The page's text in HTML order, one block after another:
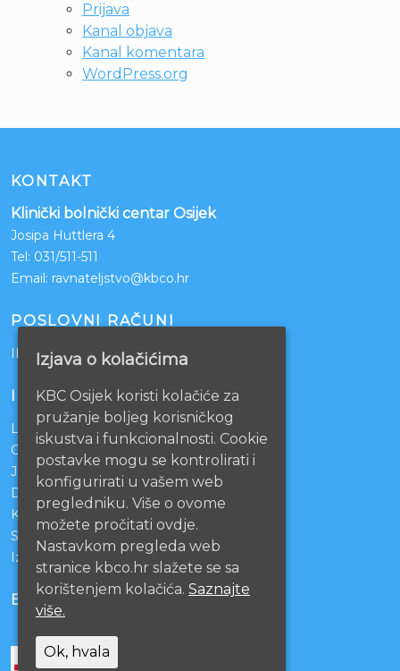
Prijava
Kanal objava
Kanal komentara
WordPress.org
KONTAKT
Klinički bolnički centar Osijek
Josipa Huttlera 4
Tel: 031/511-511
Email: ravnateljstvo@kbco.hr
POSLOVNI RAČUNI
IBAN: HR1210010051863000160
INFORMACIJE
Lista čekanja
Centralno naručivanje pacijenata
Javna nabava
Darivanje krvi
KBCO Webmail
Sestrinstvo KBC Osijek
Izjava o pristupačnosti mrežnih stranica
BOLNICE PARTNERI
Izjava o kolačićima
KBC Osijek koristi kolačiće za
pružanje boljeg korisničkog
iskustva i funkcionalnosti. Cookie
postavke mogu se kontrolirati i
konfigurirati u vašem web
pregledniku. Više o ovome
možete pročitati ovdje.
Nastavkom pregleda web
stranice kbco.hr slažete se sa
korištenjem kolačića. Saznajte
više.
Ok, hvala